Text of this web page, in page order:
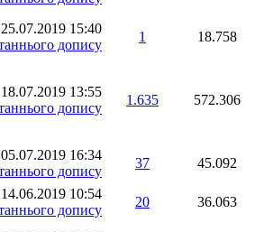
25.07.2019 15:40
1 18.758
18.07.2019 13:55
1.635 572.306
05.07.2019 16:34
37
45.092
14.06.2019 10:54
20
36.063